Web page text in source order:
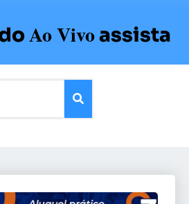
Ao Vivoassista